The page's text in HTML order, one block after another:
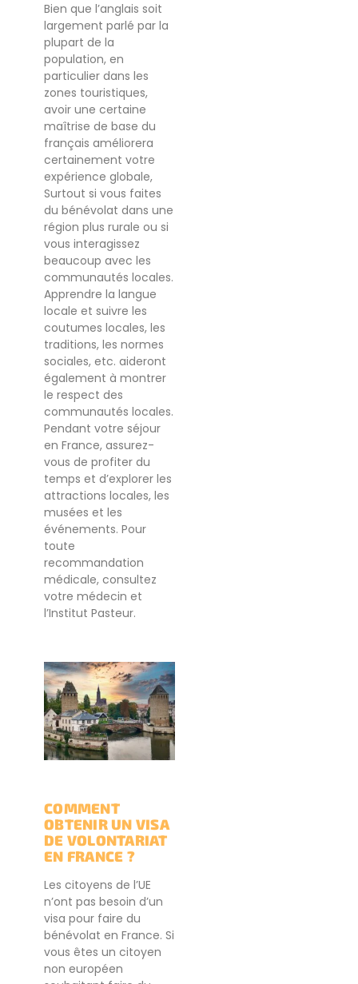
Bien que l’anglais soit
largement parlé par la
plupart de la
population, en
particulier dans les
zones touristiques,
avoir une certaine
maîtrise de base du
français améliorera
certainement votre
expérience globale,
Surtout si vous faites
du bénévolat dans une
région plus rurale ou si
vous interagissez
beaucoup avec les
communautés locales.
Apprendre la langue
locale et suivre les
coutumes locales, les
traditions, les normes
sociales, etc. aideront
également à montrer
le respect des
communautés locales.
Pendant votre séjour
en France, assurez-
vous de profiter du
temps et d’explorer les
attractions locales, les
musées et les
événements. Pour
toute
recommandation
médicale, consultez
votre médecin et
l’Institut Pasteur.
COMMENT
OBTENIR UN VISA
DE VOLONTARIAT
EN FRANCE ?
Les citoyens de l’UE
n’ont pas besoin d’un
visa pour faire du
bénévolat en France. Si
vous êtes un citoyen
non européen